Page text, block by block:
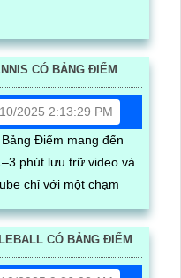
CÓ BẢNG ĐIỂM
2025 2:13:29 PM
Điểm mang đến
phút lưu trữ video và
chỉ với một chạm
CÓ BẢNG ĐIỂM